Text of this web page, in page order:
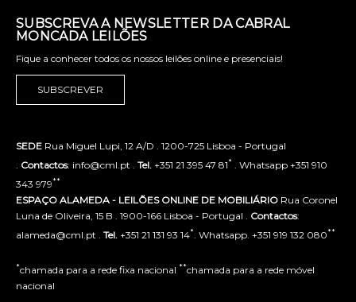
SUBSCREVA A NEWSLETTER DA CABRAL
MONCADA LEILÕES
Fique a conhecer todos os nossos leilões online e presenciais!
SUBSCREVER
SEDE Rua Miguel Lupi, 12 A/D . 1200-725 Lisboa - Portugal
Contactos: info@cml.pt . Tel. +351 21 395 47 81* . Whatsapp +351 910
343 979**
ESPAÇO ALAMEDA - LEILÕES ONLINE DE MOBILIÁRIO Rua Coronel
Luna de Oliveira, 15 B . 1900-166 Lisboa - Portugal . Contactos:
alameda@cml.pt . Tel. +351 21 131 93 14* . Whatsapp. +351 919 132 080**
*chamada para a rede fixa nacional **chamada para a rede móvel
nacional